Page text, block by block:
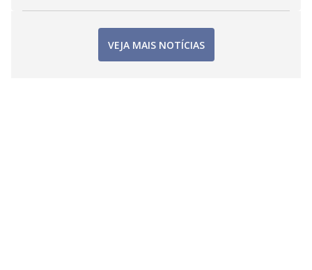
VEJA MAIS NOTÍCIAS